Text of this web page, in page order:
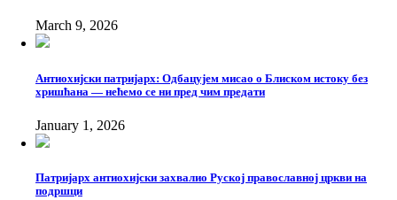
March 9, 2026
Антиохијски патријарх: Одбацујем мисао о Блиском истоку без
хришћана — нећемо се ни пред чим предати
January 1, 2026
Патријарх антиохијски захвалио Руској православној цркви на
подршци